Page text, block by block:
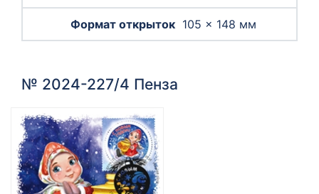
105 × 148 мм
№ 2024-227/4 Пенза